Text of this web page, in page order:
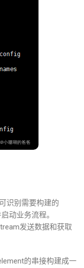
识别需要构建的
动业务流程。
发送数据和获取
的串接构建成一